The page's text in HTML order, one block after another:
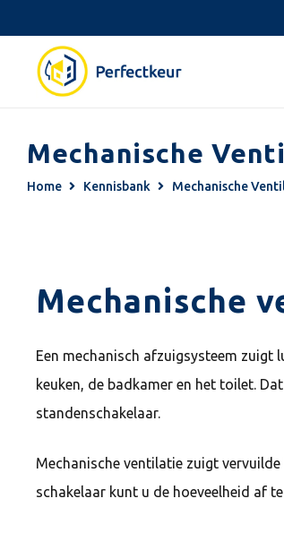
Mechanische
Home Kennisbank Mechanische
Mechanische
Een mechanisch afzuigsysteem
keuken, de badkamer en het toilet.
standenschakelaar.
Mechanische ventilatie zuigt
schakelaar kunt u de hoeveelheid af